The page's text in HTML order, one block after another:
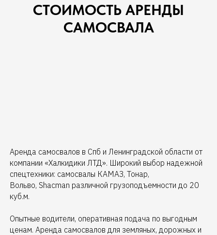
СТОИМОСТЬ АРЕНДЫ
САМОСВАЛА
Аренда самосвалов в Спб и Ленинградской области от
компании «Халкидики ЛТД». Широкий выбор надежной
спецтехники: самосвалы КАМАЗ, Тонар,
Вольво, Shacman различной грузоподъемности до 20
куб.м.
Опытные водители, оперативная подача по выгодным
ценам. Аренда самосвалов для земляных, дорожных и